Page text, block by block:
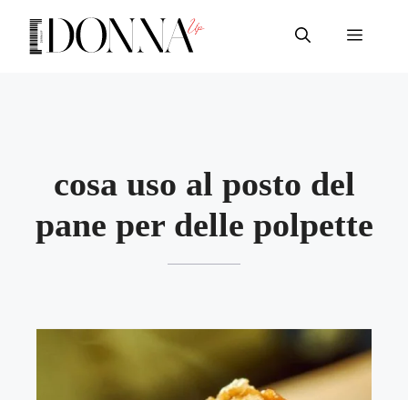
contenuto
Menu
cosa uso al posto del
pane per delle polpette